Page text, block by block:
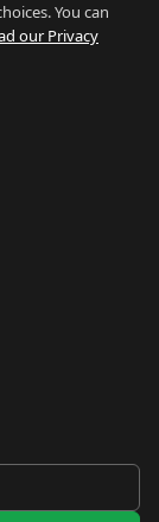
o legale.
prendere
You can
our Privacy